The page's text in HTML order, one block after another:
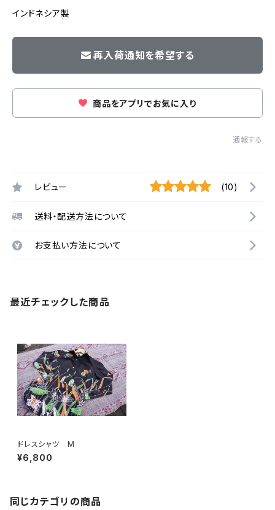
インドネシア製
再入荷通知を希望する
商品をアプリでお気に入り
通報する
レビュー (10)
送料・配送方法について
お支払い方法について
最近チェックした商品
ドレスシャツ M
¥6,800
同じカテゴリの商品